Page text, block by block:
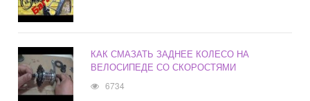
КАК СМАЗАТЬ ЗАДНЕЕ КОЛЕСО НА
ВЕЛОСИПЕДЕ СО СКОРОСТЯМИ
6734